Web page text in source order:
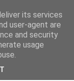
its services
user-agent are
and security
usage